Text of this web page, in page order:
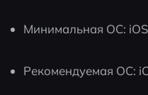
Минимальная ОС:
Рекомендуемая ОС: